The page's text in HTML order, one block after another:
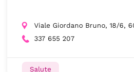
Viale Giordano Bruno, 18/6,
337 655 207
Salute